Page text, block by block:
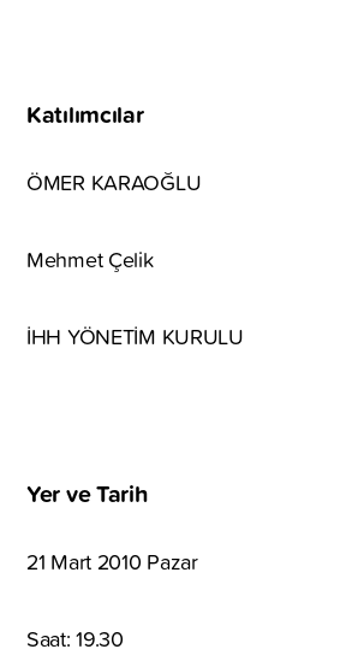
Katılımcılar
ÖMER KARAOĞLU
Mehmet Çelik
İHH YÖNETİM KURULU
Yer ve Tarih
21 Mart 2010 Pazar
Saat: 19.30